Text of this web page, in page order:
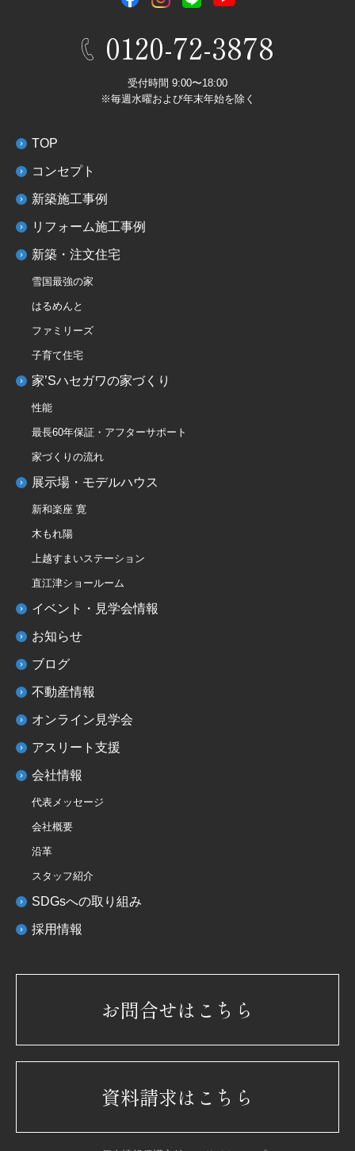
0120-72-3878
受付時間 9:00〜18:00
※毎週水曜および年末年始を除く
TOP
コンセプト
新築施工事例
リフォーム施工事例
新築・注文住宅
雪国最強の家
はるめんと
ファミリーズ
子育て住宅
家’Sハセガワの家づくり
性能
最長60年保証・アフターサポート
家づくりの流れ
展示場・モデルハウス
新和楽座 寛
木もれ陽
上越すまいステーション
直江津ショールーム
イベント・見学会情報
お知らせ
ブログ
不動産情報
オンライン見学会
アスリート支援
会社情報
代表メッセージ
会社概要
沿革
スタッフ紹介
SDGsへの取り組み
採用情報
お問合せはこちら
資料請求はこちら